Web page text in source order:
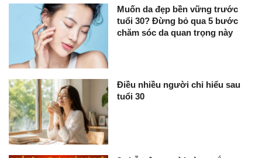
Muốn da đẹp bền vững trước
tuổi 30? Đừng bỏ qua 5 bước
chăm sóc da quan trọng này
Điều nhiều người chỉ hiểu sau
tuổi 30